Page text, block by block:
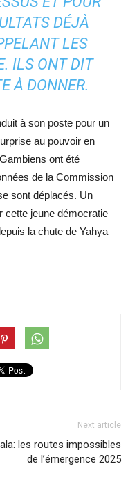
DÉJÀ
LES
ILS ONT DIT
À DONNER.
à son poste pour un
au pouvoir en
ont été
de la Commission
sont déplacés. Un
cette jeune démocratie
la chute de Yahya
Next article
les routes impossibles
de l’émergence 2025